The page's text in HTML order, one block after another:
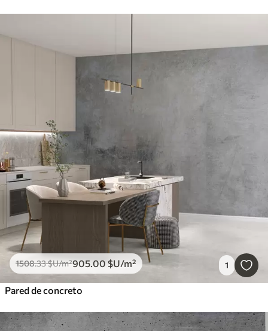
1508.33$U/m²905.00$U/m² 1
Pared de concreto